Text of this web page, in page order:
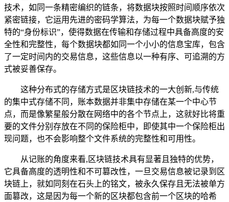
技术，如同一条精密编织的链条，将数据块按照时间顺序依次
紧密链接，它运用先进的密码学算法，为每一个数据块赋予独
特的“身份标识”，使得数据在传输和存储过程中具备高度的安
全性和完整性，每个数据块都如同一个小小的信息宝库，包含
了一定时间内的交易信息，这些信息以一种有序、可追溯的方
式被妥善保存。
这种分布式的存储方式是区块链技术的一大创新,与传统
的集中式存储不同，账本数据并非集中存储在某一个中心节
点，而是像繁星般分散在网络中的各个节点上，这就好比将重
要的文件分别存放在不同的保险柜中，即使其中一个保险柜出
现问题，也不会影响整个文件系统的完整性和可用性。
从记账的角度来看,区块链技术具有显著且独特的优势，
它具备高度的透明性和不可篡改性，一旦交易信息被记录到区
块链上，就如同刻在石头上的铭文，被永久保存且无法被单方
面篡改，这是因为每一个新的区块都包含前一个区块的哈希